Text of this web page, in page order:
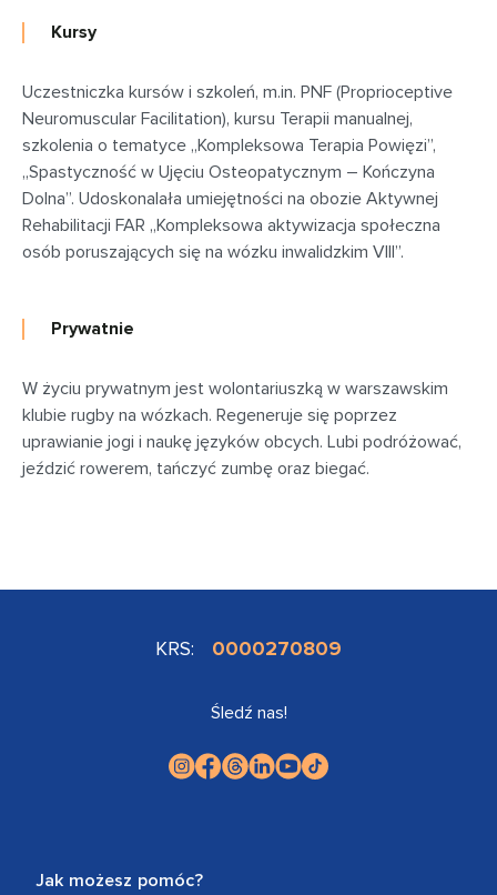
Kursy
Uczestniczka kursów i szkoleń, m.in. PNF (Proprioceptive
Neuromuscular Facilitation), kursu Terapii manualnej,
szkolenia o tematyce „Kompleksowa Terapia Powięzi”,
„Spastyczność w Ujęciu Osteopatycznym – Kończyna
Dolna”. Udoskonalała umiejętności na obozie Aktywnej
Rehabilitacji FAR „Kompleksowa aktywizacja społeczna
osób poruszających się na wózku inwalidzkim VIII”.
Prywatnie
W życiu prywatnym jest wolontariuszką w warszawskim
klubie rugby na wózkach. Regeneruje się poprzez
uprawianie jogi i naukę języków obcych. Lubi podróżować,
jeździć rowerem, tańczyć zumbę oraz biegać.
KRS: 0000270809
Śledź nas!
Jak możesz pomóc?